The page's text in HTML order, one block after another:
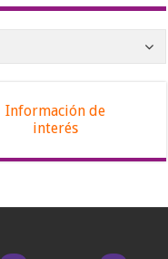
Información de
interés